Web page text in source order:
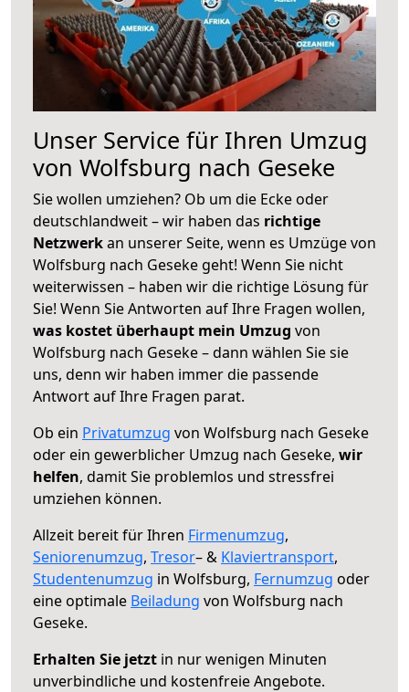
Unser Service für Ihren Umzug
von Wolfsburg nach Geseke
Sie wollen umziehen? Ob um die Ecke oder
deutschlandweit – wir haben das richtige
Netzwerkan unserer Seite, wenn es Umzüge von
Wolfsburg nach Geseke geht! Wenn Sie nicht
weiterwissen – haben wir die richtige Lösung für
Sie! Wenn Sie Antworten auf Ihre Fragen wollen,
was kostet überhaupt mein Umzug von
Wolfsburg nach Geseke – dann wählen Sie sie
uns, denn wir haben immer die passende
Antwort auf Ihre Fragen parat.
Ob ein Privatumzug von Wolfsburg nach Geseke
oder ein gewerblicher Umzug nach Geseke, wir
helfen, damit Sie problemlos und stressfrei
umziehen können.
Allzeit bereit für Ihren Firmenumzug,
Seniorenumzug, Tresor– & Klaviertransport,
Studentenumzug in Wolfsburg, Fernumzug oder
eine optimale Beiladung von Wolfsburg nach
Geseke.
Erhalten Sie jetzt in nur wenigen Minuten
unverbindliche und kostenfreie Angebote.